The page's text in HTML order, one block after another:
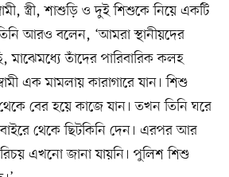
স্ত্রী, শাশুড়ি ও দুই শিশুকে নিয়ে একটি
আরও বলেন, ‘আমরা স্থানীয়দের
মাঝেমধ্যে তাঁদের পারিবারিক কলহ
এক মামলায় কারাগারে যান। শিশু
বের হয়ে কাজে যান। তখন তিনি ঘরে
থেকে ছিটকিনি দেন। এরপর আর
এখনো জানা যায়নি। পুলিশ শিশু